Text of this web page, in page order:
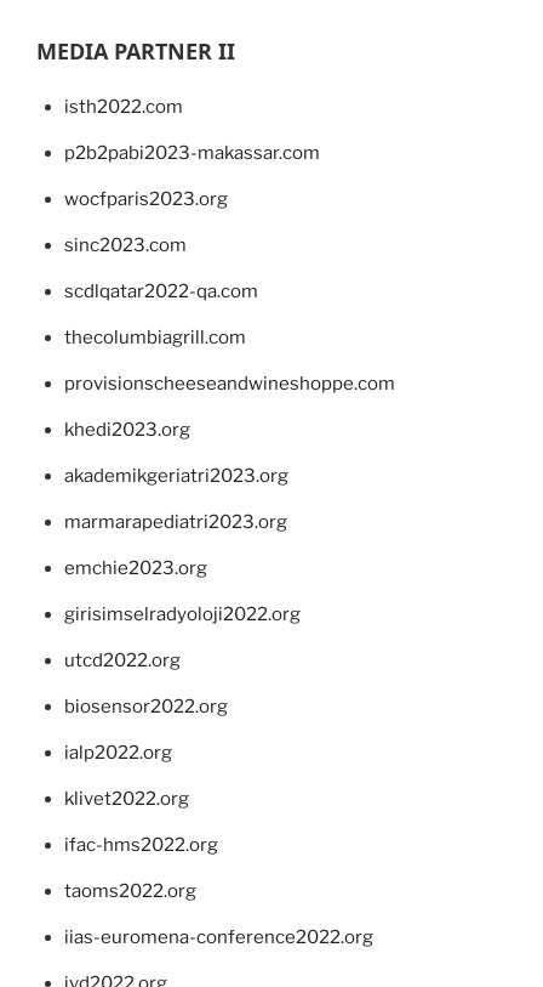
MEDIA PARTNER II
isth2022.com
p2b2pabi2023-makassar.com
wocfparis2023.org
sinc2023.com
scdlqatar2022-qa.com
thecolumbiagrill.com
provisionscheeseandwineshoppe.com
khedi2023.org
akademikgeriatri2023.org
marmarapediatri2023.org
emchie2023.org
girisimselradyoloji2022.org
utcd2022.org
biosensor2022.org
ialp2022.org
klivet2022.org
ifac-hms2022.org
taoms2022.org
iias-euromena-conference2022.org